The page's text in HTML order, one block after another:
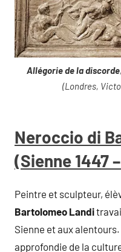
Allégorie de la discorde
(Londres,
Neroccio di
(Sienne 1447
Peintre et sculpteur,
Bartolomeo Landi
Sienne et aux
approfondie de la